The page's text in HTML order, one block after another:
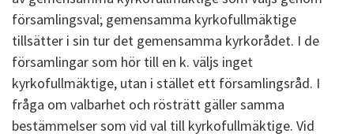
församlingsval; gemensamma kyrkofullmäktige
tillsätter i sin tur det gemensamma kyrkorådet. I de
församlingar som hör till en k. väljs inget
kyrkofullmäktige, utan i stället ett församlingsråd. I
fråga om valbarhet och rösträtt gäller samma
bestämmelser som vid val till kyrkofullmäktige. Vid